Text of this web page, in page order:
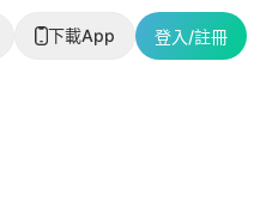
下載App 登入/註冊